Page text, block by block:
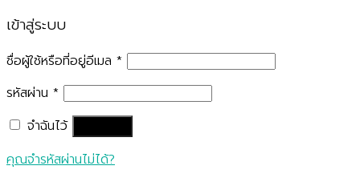
เข้าสู่ระบบ
ชื่อผู้ใช้หรือที่อยู่อีเมล *
รหัสผ่าน *
จำฉันไว้
คุณจำรหัสผ่านไม่ได้?